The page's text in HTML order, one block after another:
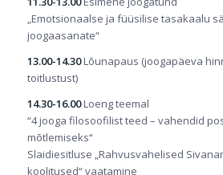
„Emotsionaalse ja füüsilise tasakaalu
joogaasanate“
13.00-14.30Lõunapaus (joogapäeva
toitlustust)
14.30-16.00Loeng teemal
“4 jooga filosoofilist teed – vahendid
mõtlemiseks“
Slaidiesitluse „Rahvusvahelised
koolitused“ vaatamine